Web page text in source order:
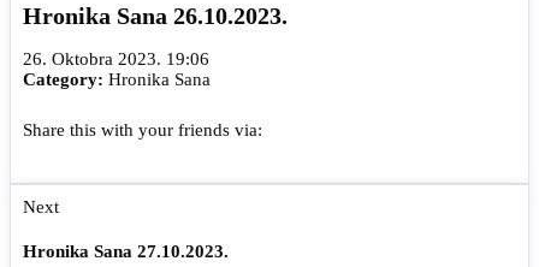
Hronika Sana 26.10.2023.
26. Oktobra 2023. 19:06
Category: Hronika Sana
Share this with your friends via:
Next
Hronika Sana 27.10.2023.